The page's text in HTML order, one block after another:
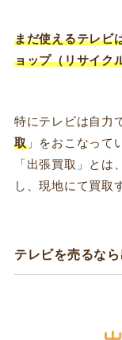
まだ使えるテレビ
ョップ（リサイク
特にテレビは自力
取」をおこなって
「出張買取」とは
し、現地にて買取
テレビを売るな